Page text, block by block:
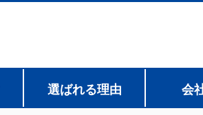
選ばれる理由 会